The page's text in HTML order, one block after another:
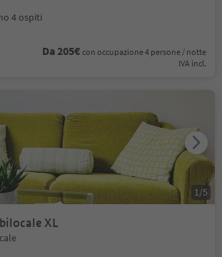
4 ospiti
Da 205€ con occupazione 4 persone / notte
IVA incl.
XL
1 /5